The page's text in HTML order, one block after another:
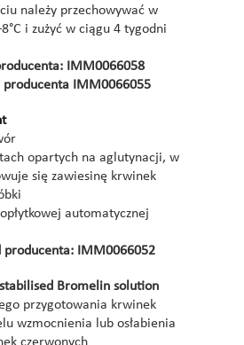
należy przechowywać w
i zużyć w ciągu 4 tygodni
IMM0066058
producenta IMM0066055
opartych na aglutynacji, w
się zawiesinę krwinek
automatycznej
producenta: IMM0066052
Bromelin solution
przygotowania krwinek
wzmocnienia lub osłabienia